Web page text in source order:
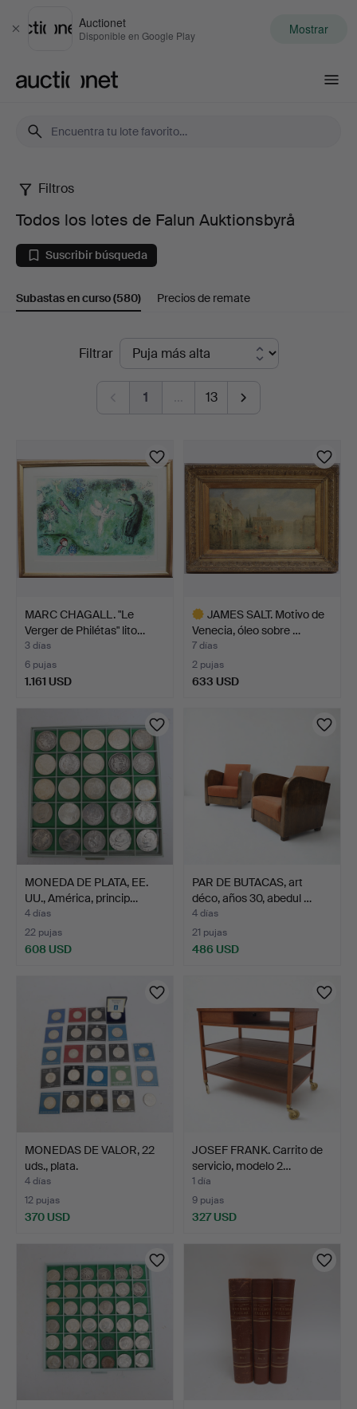
Cerrar
Auctionet
Disponible en Google Play Mostrar
Todos
los
lotes
de
Auktionsbyrå
Filtros
Todos los lotes de Falun Auktionsbyrå
Suscribir búsqueda
Subastas en curso(580) Precios de remate
SubastasFiltrar
1 … 13
MARC CHAGALL. "Le
Verger de Philétas" lito…
3 días
6 pujas
1.161 USD
JAMES SALT. Motivo de
Venecia, óleo sobre …
7 días
2 pujas
633 USD
MONEDA DE PLATA, EE.
UU., América, princip…
4 días
22 pujas
608 USD
PAR DE BUTACAS, art
déco, años 30, abedul …
4 días
21 pujas
486 USD
MONEDAS DE VALOR, 22
uds., plata.
4 días
12 pujas
370 USD
JOSEF FRANK. Carrito de
servicio, modelo 2…
1 día
9 pujas
327 USD